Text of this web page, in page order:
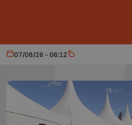
Aujourd'hui
07/08/26 - 06:12 Météo